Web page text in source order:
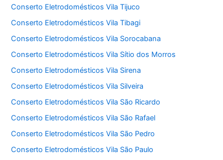
Conserto Eletrodomésticos Vila Tijuco
Conserto Eletrodomésticos Vila Tibagi
Conserto Eletrodomésticos Vila Sorocabana
Conserto Eletrodomésticos Vila Sítio dos Morros
Conserto Eletrodomésticos Vila Sirena
Conserto Eletrodomésticos Vila Silveira
Conserto Eletrodomésticos Vila São Ricardo
Conserto Eletrodomésticos Vila São Rafael
Conserto Eletrodomésticos Vila São Pedro
Conserto Eletrodomésticos Vila São Paulo